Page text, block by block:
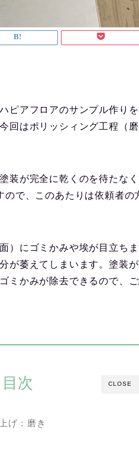
ピアフロアのサンプル作り
回はポリッシィング工程（
装が完全に乾くのを待たなく
で、このあたりは依頼者の
）にゴミかみや埃が目立ち
が萎えてしまいます。塗装
ミかみが除去できるので、ご
CLOSE
目次
げ：磨き